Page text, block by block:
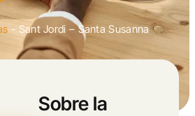
- Sant Jordi – Santa Susanna
Sobre la